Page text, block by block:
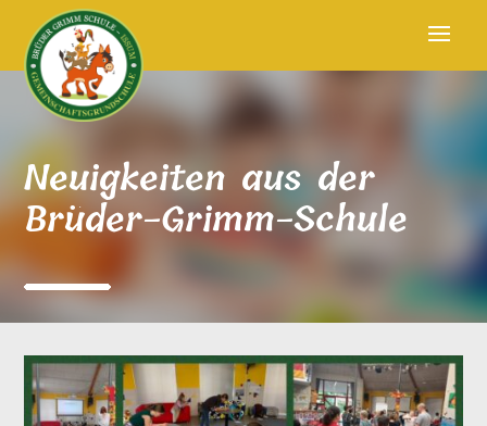
Neuigkeiten aus der
Brüder-Grimm-Schule